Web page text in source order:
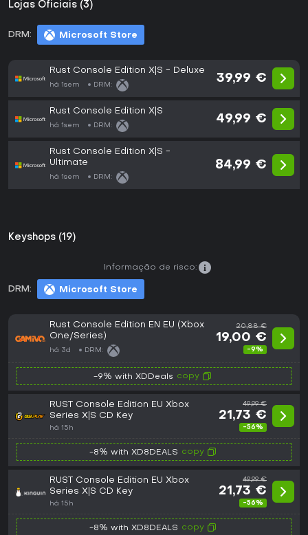
Lojas Oficiais (3)
DRM: Microsoft Store
Rust Console Edition X|S - Deluxe
há 1sem DRM:
39,99 €
Rust Console Edition X|S
há 1sem DRM:
49,99 €
Rust Console Edition X|S -
Ultimate
há 1sem DRM:
84,99 €
Keyshops (19)
DRM: Microsoft Store
Informação de risco:
Rust Console Edition EN EU (Xbox
One/Series)
há 3d DRM:
20,88 €
19,00 €
-9%
-9% with XDDeals copy
RUST Console Edition EU Xbox
Series X|S CD Key
há 15h
49,99 €
21,73 €
-56%
-8% with XD8DEALS copy
RUST Console Edition EU Xbox
Series X|S CD Key
há 15h
49,99 €
21,73 €
-56%
-8% with XD8DEALS copy